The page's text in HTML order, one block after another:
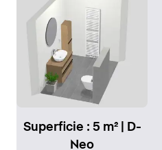
Superficie : 5 m² | D-
Neo